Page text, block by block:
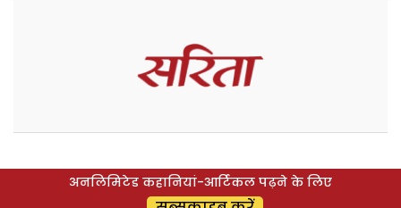
अनलिमिटेड कहानियां-आर्टिकल पढ़ने के लिए